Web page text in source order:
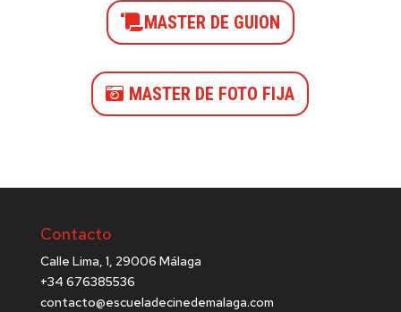
MASTER DE GUION
MASTER DE FOTO FIJA
Contacto
Calle Lima, 1, 29006 Málaga
+34 676385536
contacto@escueladecinedemalaga.com